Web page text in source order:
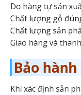
Do hàng tự sản
Chất lượng gỗ
Chất lượng sản
Giao hàng và
Bảo
Khi xác định sản